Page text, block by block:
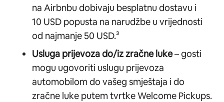
na Airbnbu dobivaju besplatnu dostavu i
10 USD popusta na narudžbe u vrijednosti
od najmanje 50 USD.³
Usluga prijevoza do/iz zračne luke– gosti
mogu ugovoriti uslugu prijevoza
automobilom do vašeg smještaja i do
zračne luke putem tvrtke Welcome Pickups.